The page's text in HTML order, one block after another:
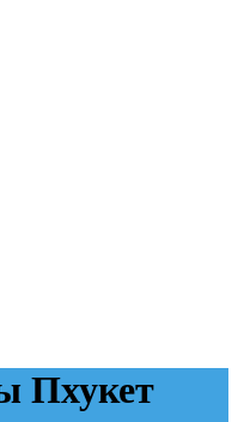
Пхукет